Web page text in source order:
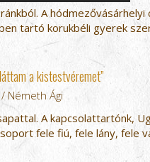
A
tartó korukbéli gyerek
a kistestvéremet”
Németh Ági
A kapcsolattartónk,
fele fiú, fele lány, fele